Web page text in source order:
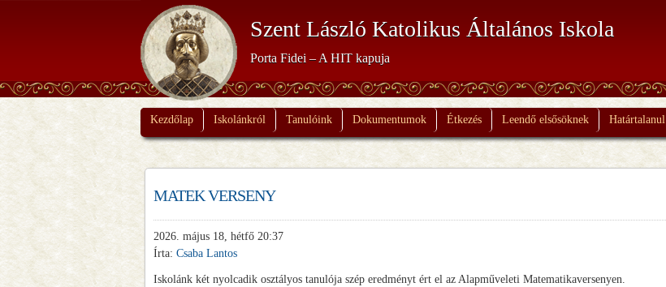
Szent László Katolikus Általános Iskola
Porta Fidei – A HIT kapuja
Kezdőlap Iskolánkról Tanulóink Dokumentumok Étkezés Leendő elsősöknek Határtalanul
MATEK VERSENY
2026. május 18, hétfő 20:37
Írta: Csaba Lantos
Iskolánk két nyolcadik osztályos tanulója szép eredményt ért el az Alapműveleti Matematikaversenyen.